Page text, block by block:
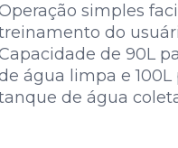
simples
do
de 90L
água limpa e 100L
de água